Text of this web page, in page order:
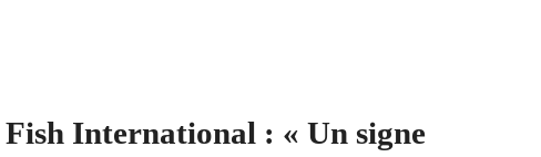
International : « Un signe